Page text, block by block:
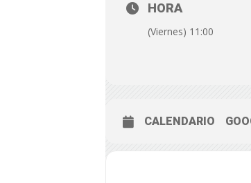
HORA
(Viernes) 11:00
CALENDARIO